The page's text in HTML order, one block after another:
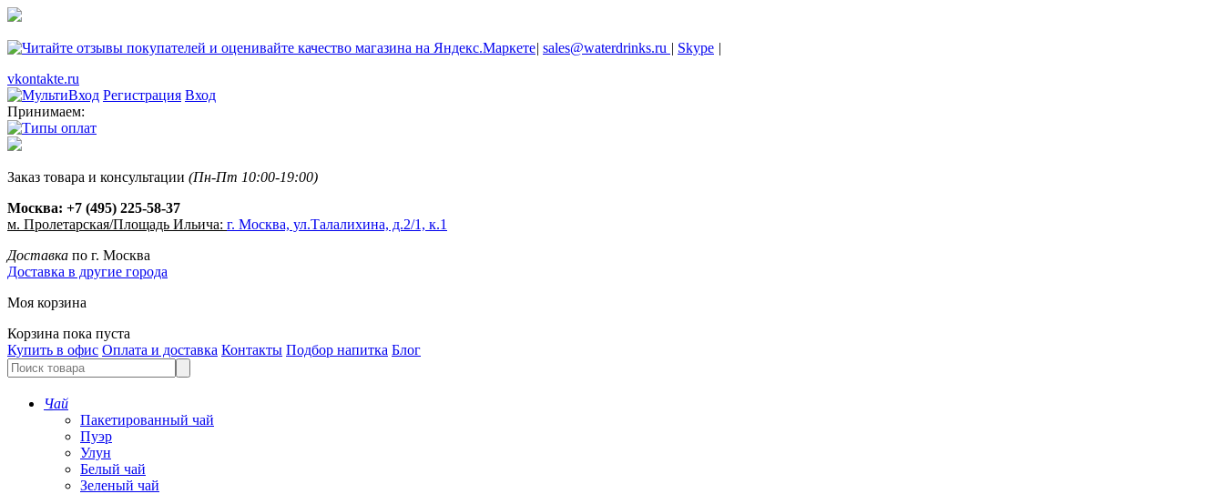
| sales@waterdrinks.ru | Skype |
vkontakte.ru
Регистрация Вход
Принимаем:
Заказ товара и консультации (Пн-Пт 10:00-19:00)
Москва: +7 (495) 225-58-37
м. Пролетарская/Площадь Ильича: г. Москва, ул.Талалихина, д.2/1, к.1
Доставка по г. Москва
Доставка в другие города
Моя корзина
Корзина пока пуста
Купить в офис Оплата и доставка Контакты Подбор напитка Блог
Чай
Пакетированный чай
Пуэр
Улун
Белый чай
Зеленый чай